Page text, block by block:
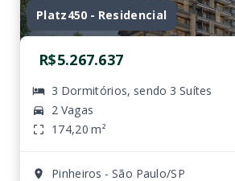
Platz450 - Residencial
R$5.267.637
3 Dormitórios, sendo 3 Suítes
2 Vagas
174,20 m²
Pinheiros - São Paulo/SP